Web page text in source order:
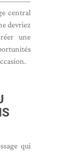
central
devriez
une
qui